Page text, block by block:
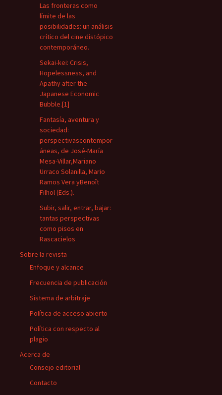
Las fronteras como
límite de las
posibilidades: un análisis
crítico del cine distópico
contemporáneo.
Sekai-kei: Crisis,
Hopelessness, and
Apathy after the
Japanese Economic
Bubble.[1]
Fantasía, aventura y
sociedad:
perspectivascontempor
áneas, de José-María
Mesa-Villar,Mariano
Urraco Solanilla, Mario
Ramos Vera yBenoît
Filhol (Eds.).
Subir, salir, entrar, bajar:
tantas perspectivas
como pisos en
Rascacielos
Sobre la revista
Enfoque y alcance
Frecuencia de publicación
Sistema de arbitraje
Política de acceso abierto
Política con respecto al
plagio
Acerca de
Consejo editorial
Contacto